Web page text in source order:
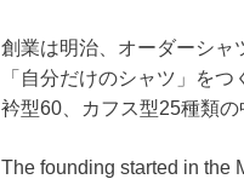
創業は明治、オーダーシャ
「自分だけのシャツ」をつ
衿型60、カフス型25種類の
The founding started in the